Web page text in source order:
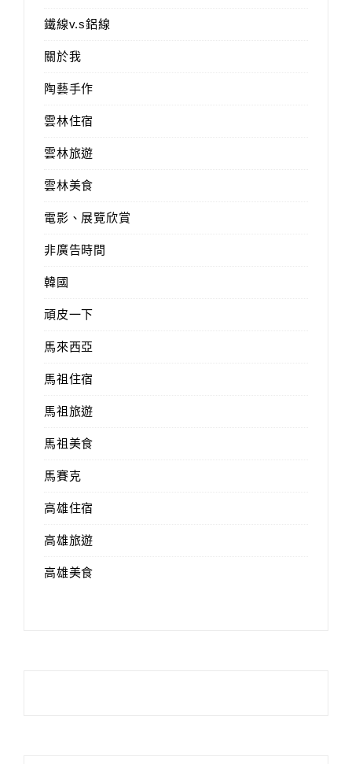
鐵線v.s鋁線
關於我
陶藝手作
雲林住宿
雲林旅遊
雲林美食
電影、展覽欣賞
非廣告時間
韓國
頑皮一下
馬來西亞
馬祖住宿
馬祖旅遊
馬祖美食
馬賽克
高雄住宿
高雄旅遊
高雄美食